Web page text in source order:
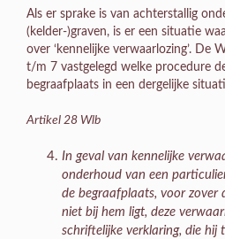
Als er sprake is van achterstallig
(kelder-)graven, is er een situatie
over ‘kennelijke verwaarlozing’. De
t/m 7 vastgelegd welke procedure
begraafplaats in een dergelijke
Artikel 28 Wlb
In geval van kennelijke
onderhoud van een
de begraafplaats, voor
niet bij hem ligt, deze
schriftelijke verklaring, die hij